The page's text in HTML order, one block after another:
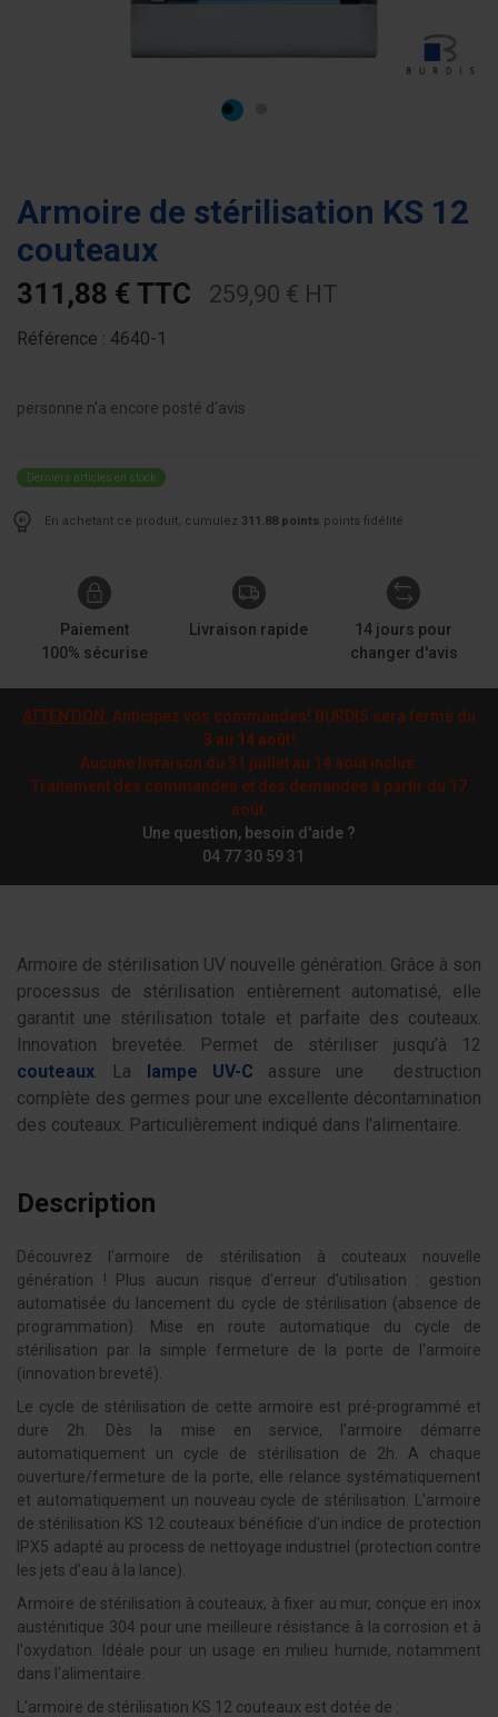
Armoire de stérilisation KS 12
couteaux
311,88 € TTC 259,90 € HT
Référence : 4640-1
personne n'a encore posté d'avis
Derniers articles en stock
En achetant ce produit, cumulez 311.88 points points fidélité
Paiement
100% sécurise
Livraison rapide
14 jours pour
changer d'avis
ATTENTION: Anticipez vos commandes! BURDIS sera fermé du
3 au 14 août!
Aucune livraison du 31 juillet au 14 août inclus.
Traitement des commandes et des demandes à partir du 17
août.
Une question, besoin d'aide ?
04 77 30 59 31
Armoire de stérilisation UV nouvelle génération. Grâce à son
processus de stérilisation entièrement automatisé, elle
garantit une stérilisation totale et parfaite des couteaux.
Innovation brevetée. Permet de stériliser jusqu’à 12
couteaux. La lampe UV-C assure une destruction
complète des germes pour une excellente décontamination
des couteaux. Particulièrement indiqué dans l'alimentaire.
Description
Découvrez l'armoire de stérilisation à couteaux nouvelle
génération ! Plus aucun risque d'erreur d'utilisation : gestion
automatisée du lancement du cycle de stérilisation (absence de
programmation). Mise en route automatique du cycle de
stérilisation par la simple fermeture de la porte de l'armoire
(innovation breveté).
Le cycle de stérilisation de cette armoire est pré-programmé et
dure 2h. Dès la mise en service, l'armoire démarre
automatiquement un cycle de stérilisation de 2h. A chaque
ouverture/fermeture de la porte, elle relance systématiquement
et automatiquement un nouveau cycle de stérilisation. L'armoire
de stérilisation KS 12 couteaux bénéficie d'un indice de protection
IPX5 adapté au process de nettoyage industriel (protection contre
les jets d’eau à la lance).
Armoire de stérilisation à couteaux, à fixer au mur, conçue en inox
austénitique 304 pour une meilleure résistance à la corrosion et à
l'oxydation. Idéale pour un usage en milieu humide, notamment
dans l'alimentaire.
L'armoire de stérilisation KS 12 couteaux est dotée de :